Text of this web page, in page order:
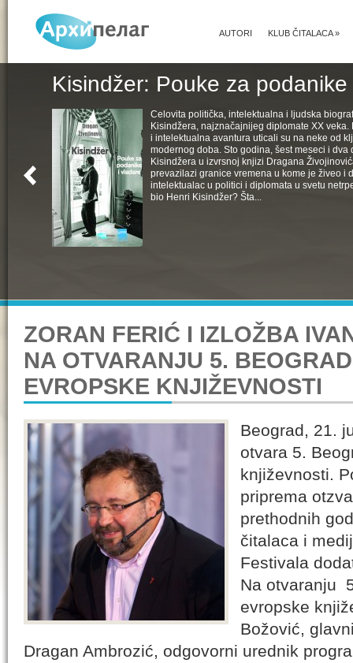
KLUB ČITALACA»
AUTORI
Kisindžer: Pouke za
Celovita politička, intelektualna i ljudska
Kisindžera, najznačajnijeg diplomate XX
i intelektualna avantura uticali su na neke od
modernog doba. Sto godina, šest meseci i dva
Kisindžera u izvrsnoj knjizi Dragana
prevazilazi granice vremena u kome je živeo i
intelektualac u politici i diplomata u svetu
bio Henri Kisindžer? Šta...
ZORAN FERIĆ I IZLOŽBA
NA OTVARANJU 5.
EVROPSKE KNJIŽEVNOSTI
Beograd, 21.
otvara 5.
književnosti.
priprema
prethodnih
čitalaca i
Festivala
Na otvaranju
evropske
Božović,
Dragan Ambrozić, odgovorni urednik